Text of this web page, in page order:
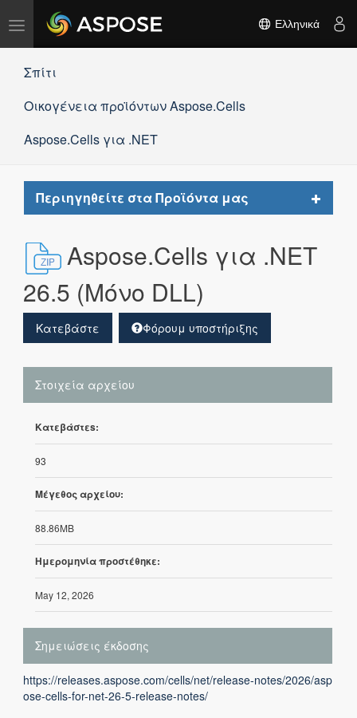
Εναλλαγή
πλοήγησης
Ελληνικά
Σπίτι
Οικογένεια προϊόντων Aspose.Cells
Aspose.Cells για .NET
Περιηγηθείτε στα Προϊόντα μας
Toggle
Aspose.Cells για .NET
26.5 (Μόνο DLL)
Κατεβάστε Φόρουμ υποστήριξης
Στοιχεία αρχείου
Κατεβάστεs:
93
Μέγεθος αρχείου:
88.86MB
Ημερομηνία προστέθηκε:
May 12, 2026
Σημειώσεις έκδοσης
https://releases.aspose.com/cells/net/release-notes/2026/asp
ose-cells-for-net-26-5-release-notes/